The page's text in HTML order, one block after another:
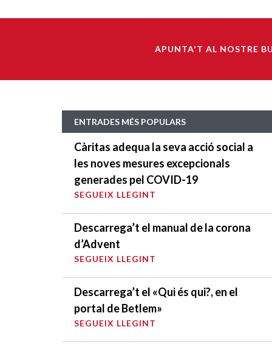
APUNTA'T AL NOSTRE
ENTRADES MÉS POPULARS
Càritas adequa la seva acció social a
les noves mesures excepcionals
generades pel COVID-19
SEGUEIX LLEGINT
Descarrega’t el manual de la corona
d’Advent
SEGUEIX LLEGINT
Descarrega’t el «Qui és qui?, en el
portal de Betlem»
SEGUEIX LLEGINT